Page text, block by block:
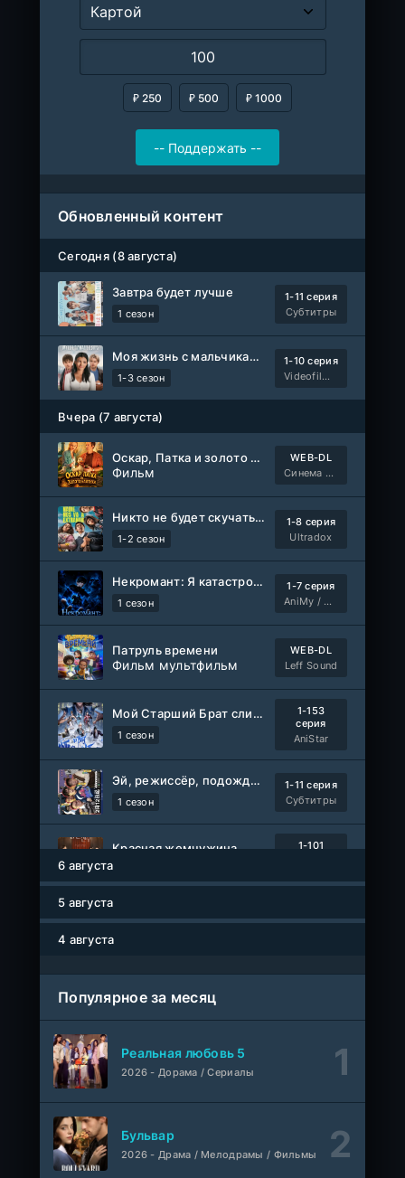
₽ 250 ₽ 500 ₽ 1000
Обновленный контент
Сегодня (8 августа)
Завтра будет лучше
1 сезон
1-11 серия
Субтитры
Моя жизнь с мальчиками Уолтер
1-3 сезон
1-10 серия
Videofilm Int
Вчера (7 августа)
Оскар, Патка и золото Балтики
Фильм
WEB-DL
Синема УС
Никто не будет скучать по нам
1-2 сезон
1-8 серия
Ultradox
Некромант: Я катастрофа
1 сезон
1-7 серия
AniMy / RuChiMe
Патруль времени
Фильм мультфильм
WEB-DL
Leff Sound
Мой Старший Брат слишком стабилен
1 сезон
1-153
серия
AniStar
Эй, режиссёр, подождите!
1 сезон
1-11 серия
Субтитры
Красная жемчужина
1-101
1-8 серия
Власть в ночном городе. Книга третья: Юность Кэнена
1-5 сезон
Фильм
6 августа
5 августа
4 августа
Популярное за месяц
Реальная любовь 5
2026 - Дорама / Сериалы
Бульвар
2026 - Драма / Мелодрамы / Фильмы